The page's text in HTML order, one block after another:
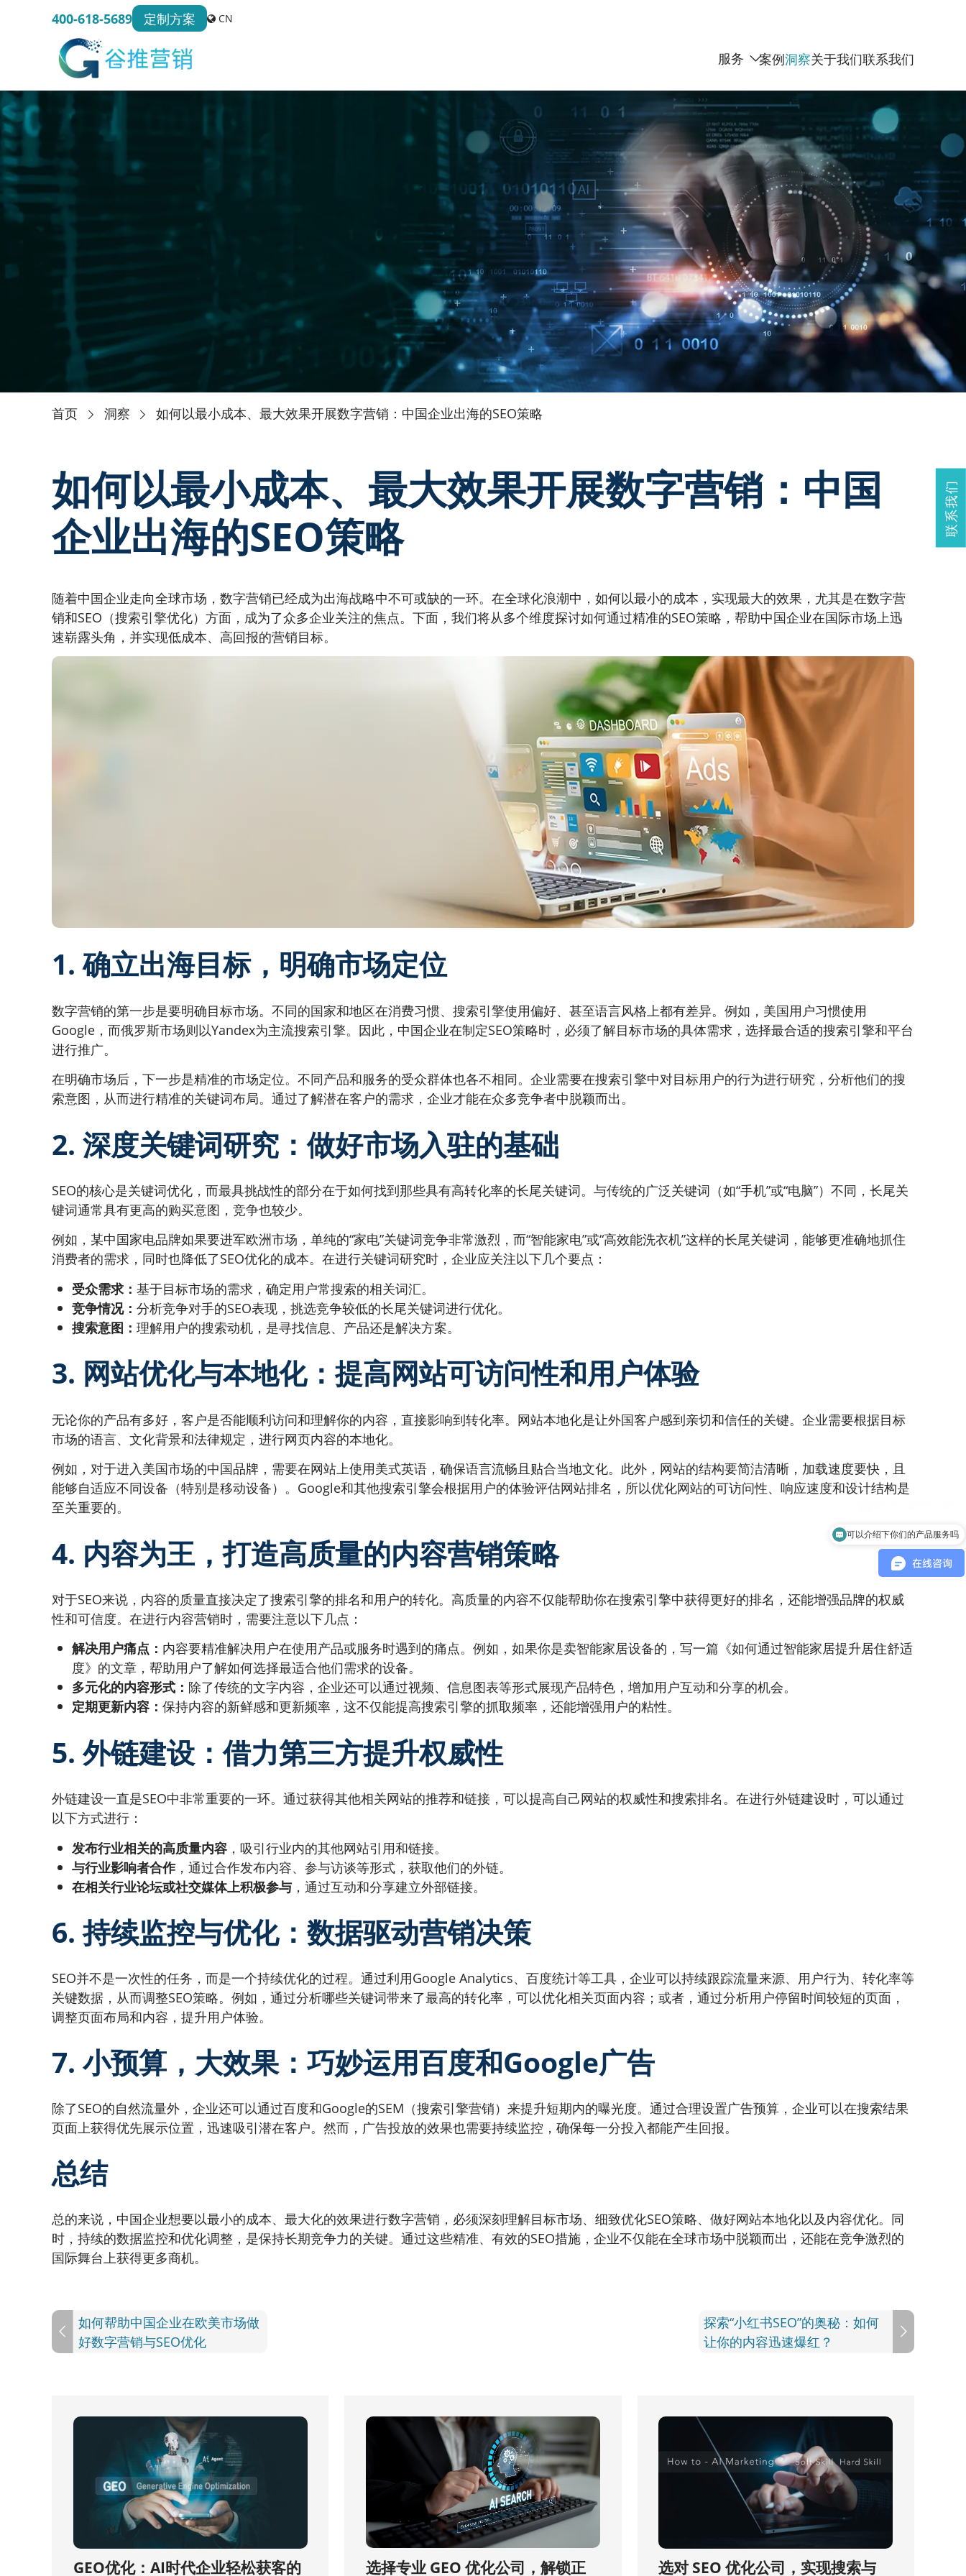
400-618-5689 定制方案 CN
服务
服务
凭借丰富经验和先进AI技术，谷推营销帮助各行业客户推动业务增
长和品牌提升，服务领域涵盖汽车、金融、医疗、餐饮、建筑、
金属材料、快消品、化工、物流、制造业等多个行业，助力企业
搜索营销
SEO
SEM
小红书
微信
网站开发
品牌营销
新媒体营销
全网整合营销
知乎
今日头条
PR新闻稿
百科
出海营销
Google
YouTube
LinkedIn
Facebook /
Instagram
Twitter
AI搜索
案例洞察关于我们联系我们
联系我们
NEWS
首页 洞察 如何以最小成本、最大效果开展数字营销：中国企业出海的SEO策略
如何以最小成本、最大效果开展数字营销：中国
企业出海的SEO策略
随着中国企业走向全球市场，数字营销已经成为出海战略中不可或缺的一环。在全球化浪潮中，如何以最小的成本，实现最大的效果，尤其是在数字营
销和SEO（搜索引擎优化）方面，成为了众多企业关注的焦点。下面，我们将从多个维度探讨如何通过精准的SEO策略，帮助中国企业在国际市场上迅
速崭露头角，并实现低成本、高回报的营销目标。
1. 确立出海目标，明确市场定位
数字营销的第一步是要明确目标市场。不同的国家和地区在消费习惯、搜索引擎使用偏好、甚至语言风格上都有差异。例如，美国用户习惯使用
Google，而俄罗斯市场则以Yandex为主流搜索引擎。因此，中国企业在制定SEO策略时，必须了解目标市场的具体需求，选择最合适的搜索引擎和平台
进行推广。
在明确市场后，下一步是精准的市场定位。不同产品和服务的受众群体也各不相同。企业需要在搜索引擎中对目标用户的行为进行研究，分析他们的搜
索意图，从而进行精准的关键词布局。通过了解潜在客户的需求，企业才能在众多竞争者中脱颖而出。
2. 深度关键词研究：做好市场入驻的基础
SEO的核心是关键词优化，而最具挑战性的部分在于如何找到那些具有高转化率的长尾关键词。与传统的广泛关键词（如“手机”或“电脑”）不同，长尾关
键词通常具有更高的购买意图，竞争也较少。
例如，某中国家电品牌如果要进军欧洲市场，单纯的“家电”关键词竞争非常激烈，而“智能家电”或“高效能洗衣机”这样的长尾关键词，能够更准确地抓住
消费者的需求，同时也降低了SEO优化的成本。在进行关键词研究时，企业应关注以下几个要点：
受众需求： 基于目标市场的需求，确定用户常搜索的相关词汇。
竞争情况： 分析竞争对手的SEO表现，挑选竞争较低的长尾关键词进行优化。
搜索意图： 理解用户的搜索动机，是寻找信息、产品还是解决方案。
3. 网站优化与本地化：提高网站可访问性和用户体验
无论你的产品有多好，客户是否能顺利访问和理解你的内容，直接影响到转化率。网站本地化是让外国客户感到亲切和信任的关键。企业需要根据目标
市场的语言、文化背景和法律规定，进行网页内容的本地化。
例如，对于进入美国市场的中国品牌，需要在网站上使用美式英语，确保语言流畅且贴合当地文化。此外，网站的结构要简洁清晰，加载速度要快，且
能够自适应不同设备（特别是移动设备）。Google和其他搜索引擎会根据用户的体验评估网站排名，所以优化网站的可访问性、响应速度和设计结构是
至关重要的。
4. 内容为王，打造高质量的内容营销策略
对于SEO来说，内容的质量直接决定了搜索引擎的排名和用户的转化。高质量的内容不仅能帮助你在搜索引擎中获得更好的排名，还能增强品牌的权威
性和可信度。在进行内容营销时，需要注意以下几点：
解决用户痛点： 内容要精准解决用户在使用产品或服务时遇到的痛点。例如，如果你是卖智能家居设备的，写一篇《如何通过智能家居提升居住舒适
度》的文章，帮助用户了解如何选择最适合他们需求的设备。
多元化的内容形式： 除了传统的文字内容，企业还可以通过视频、信息图表等形式展现产品特色，增加用户互动和分享的机会。
定期更新内容： 保持内容的新鲜感和更新频率，这不仅能提高搜索引擎的抓取频率，还能增强用户的粘性。
5. 外链建设：借力第三方提升权威性
外链建设一直是SEO中非常重要的一环。通过获得其他相关网站的推荐和链接，可以提高自己网站的权威性和搜索排名。在进行外链建设时，可以通过
以下方式进行：
发布行业相关的高质量内容，吸引行业内的其他网站引用和链接。
与行业影响者合作，通过合作发布内容、参与访谈等形式，获取他们的外链。
在相关行业论坛或社交媒体上积极参与，通过互动和分享建立外部链接。
6. 持续监控与优化：数据驱动营销决策
SEO并不是一次性的任务，而是一个持续优化的过程。通过利用Google Analytics、百度统计等工具，企业可以持续跟踪流量来源、用户行为、转化率等
关键数据，从而调整SEO策略。例如，通过分析哪些关键词带来了最高的转化率，可以优化相关页面内容；或者，通过分析用户停留时间较短的页面，
调整页面布局和内容，提升用户体验。
7. 小预算，大效果：巧妙运用百度和Google广告
除了SEO的自然流量外，企业还可以通过百度和Google的SEM（搜索引擎营销）来提升短期内的曝光度。通过合理设置广告预算，企业可以在搜索结果
页面上获得优先展示位置，迅速吸引潜在客户。然而，广告投放的效果也需要持续监控，确保每一分投入都能产生回报。
总结
总的来说，中国企业想要以最小的成本、最大化的效果进行数字营销，必须深刻理解目标市场、细致优化SEO策略、做好网站本地化以及内容优化。同
时，持续的数据监控和优化调整，是保持长期竞争力的关键。通过这些精准、有效的SEO措施，企业不仅能在全球市场中脱颖而出，还能在竞争激烈的
国际舞台上获得更多商机。
如何帮助中国企业在欧美市场做
好数字营销与SEO优化
探索“小红书SEO”的奥秘：如何
让你的内容迅速爆红？
GEO优化：AI时代企业轻松获客的
选择专业 GEO 优化公司，解锁正
选对 SEO 优化公司，实现搜索与
可以介绍下你们的产品服务吗